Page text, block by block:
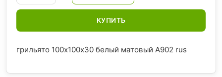
КУПИТЬ
грильято 100х100х30 белый матовый А902 rus